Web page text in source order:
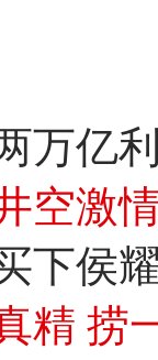
万亿
空激
下侯
精 捞